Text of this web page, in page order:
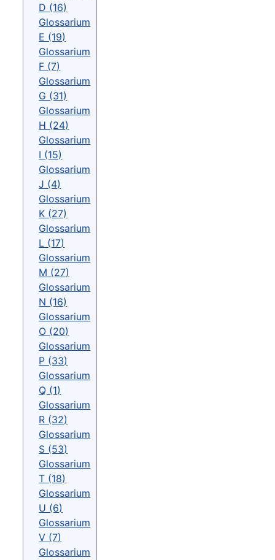
D (16)
Glossarium
E (19)
Glossarium
F (7)
Glossarium
G (31)
Glossarium
H (24)
Glossarium
I (15)
Glossarium
J (4)
Glossarium
K (27)
Glossarium
L (17)
Glossarium
M (27)
Glossarium
N (16)
Glossarium
O (20)
Glossarium
P (33)
Glossarium
Q (1)
Glossarium
R (32)
Glossarium
S (53)
Glossarium
T (18)
Glossarium
U (6)
Glossarium
V (7)
Glossarium